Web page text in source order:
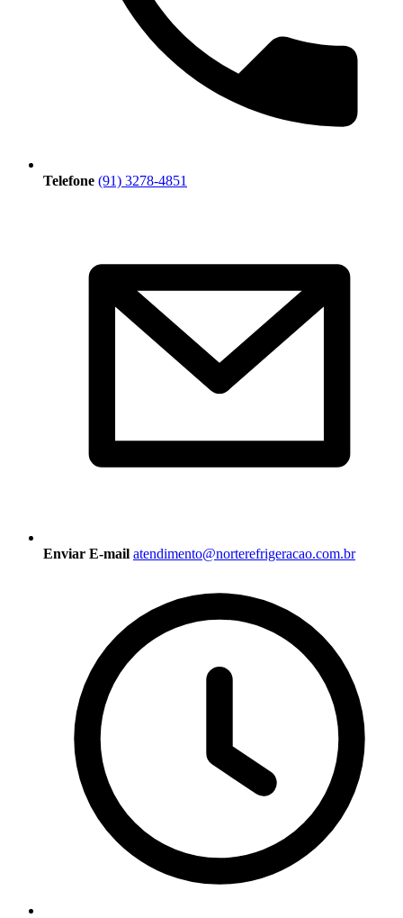
Telefone (91) 3278-4851
Enviar E-mail atendimento@norterefrigeracao.com.br